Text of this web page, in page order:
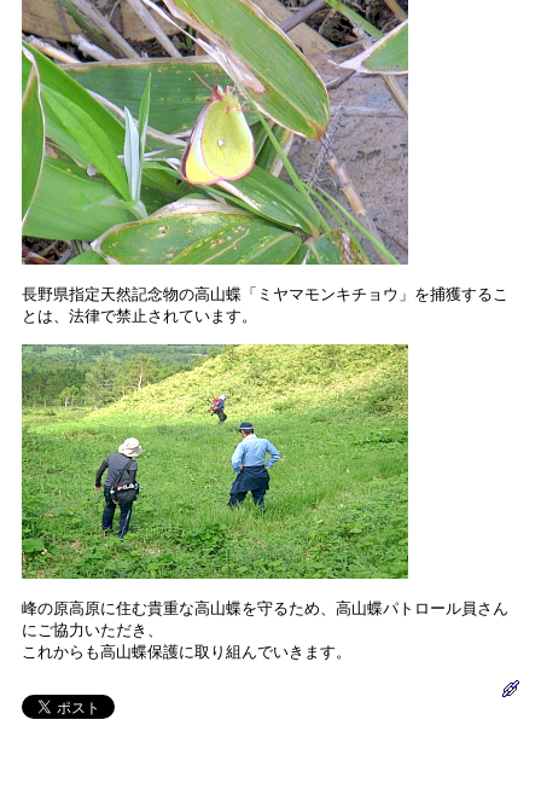
長野県指定天然記念物の高山蝶「ミヤマモンキチョウ」を捕獲するこ
とは、法律で禁止されています。
峰の原高原に住む貴重な高山蝶を守るため、高山蝶パトロール員さん
にご協力いただき、
これからも高山蝶保護に取り組んでいきます。